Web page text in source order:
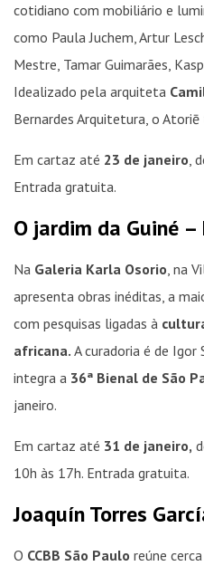
cotidiano com mobiliário e
como Paula Juchem, Artur
Mestre, Tamar Guimarães,
Idealizado pela arquiteta
Bernardes Arquitetura, o
Em cartaz até 23 de janeiro,
Entrada gratuita.
O jardim da Guiné
Na Galeria Karla Osorio, na
apresenta obras inéditas, a
com pesquisas ligadas à
africana. A curadoria é de
integra a 36ª Bienal de São
janeiro.
Em cartaz até 31 de janeiro,
10h às 17h. Entrada gratuita.
Joaquín Torres
O CCBB São Paulo reúne